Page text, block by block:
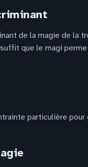
de la magie de la
que le magi
particulière